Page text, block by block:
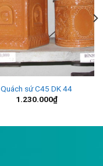
Quách sứ C45 DK 44
1.230.000₫